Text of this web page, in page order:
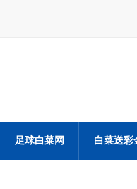
足球白菜网 白菜送彩